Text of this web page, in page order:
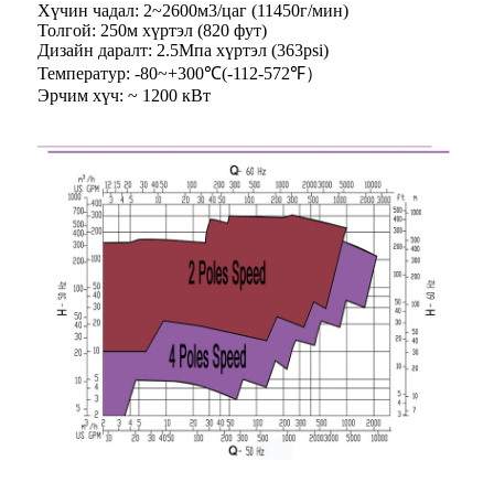
Хүчин чадал: 2~2600м3/цаг (11450г/мин)
Толгой: 250м хүртэл (820 фут)
Дизайн даралт: 2.5Мпа хүртэл (363psi)
Температур: -80~+300℃(-112-572℉）
Эрчим хүч: ~ 1200 кВт